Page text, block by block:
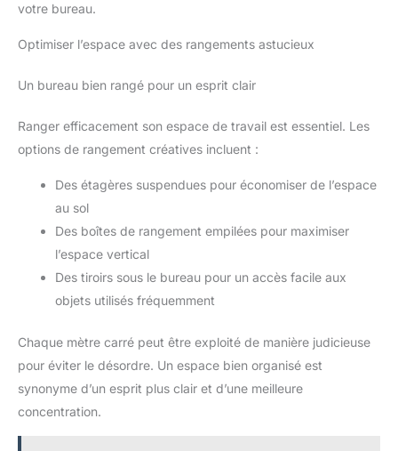
votre bureau.
Optimiser l’espace avec des rangements astucieux
Un bureau bien rangé pour un esprit clair
Ranger efficacement son espace de travail est essentiel. Les
options de rangement créatives incluent :
Des étagères suspendues pour économiser de l’espace
au sol
Des boîtes de rangement empilées pour maximiser
l’espace vertical
Des tiroirs sous le bureau pour un accès facile aux
objets utilisés fréquemment
Chaque mètre carré peut être exploité de manière judicieuse
pour éviter le désordre. Un espace bien organisé est
synonyme d’un esprit plus clair et d’une meilleure
concentration.